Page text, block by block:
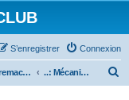
Connexion
S’enregistrer
..: Premacy :.. ..: Mécanique (Prm) :..